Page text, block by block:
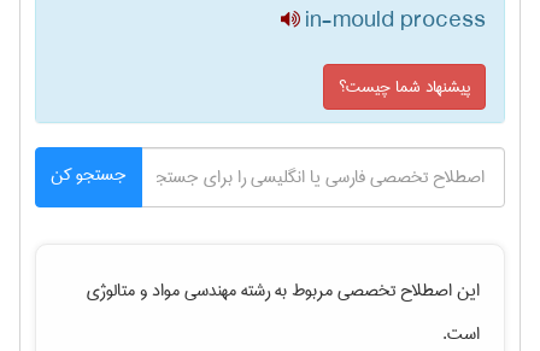
in-mould process
پیشنهاد شما چیست؟
جستجو کن
این اصطلاح تخصصی مربوط به رشتهمهندسی مواد و متالوژی
است.